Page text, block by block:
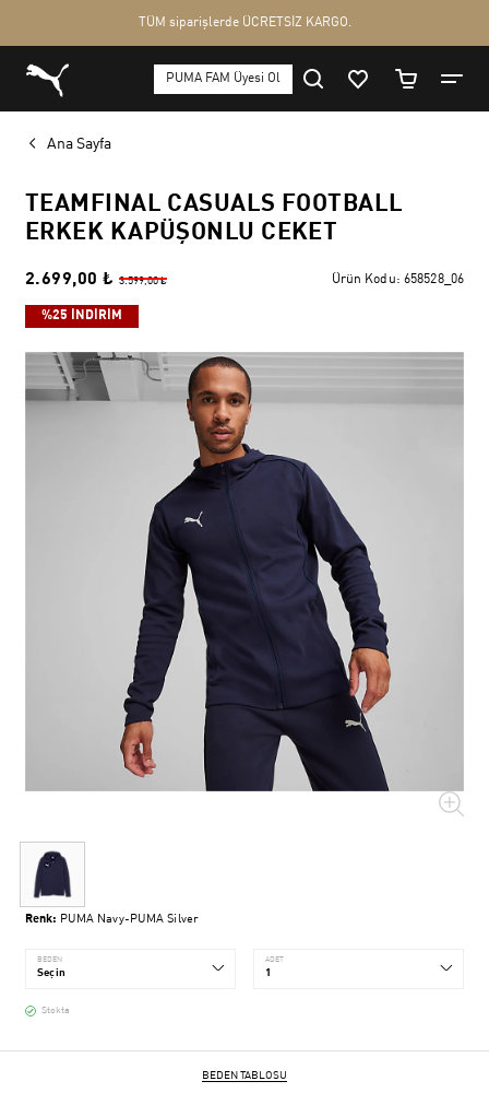
Ana Sayfa
TEAMFINAL CASUALS FOOTBALL
ERKEK KAPÜŞONLU CEKET
2.699,00 ₺ 3.599,00 ₺ Ürün Kodu: 658528_06
%25 İNDİRİM
Renk: PUMA Navy-PUMA Silver
BEDEN ADET
Stokta
BEDEN TABLOSU